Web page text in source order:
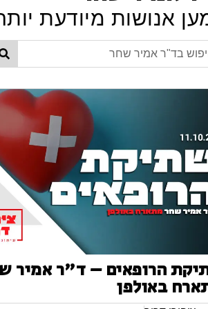
אנושות מיודעת
הרופאים – ד"ר אמיר
באולפן